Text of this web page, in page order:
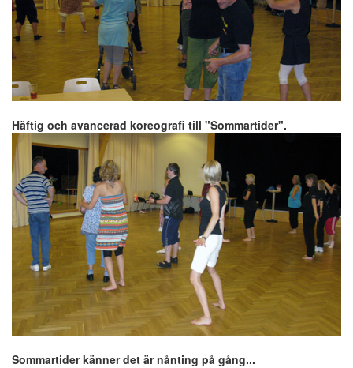
Häftig och avancerad koreografi till "Sommartider".
Sommartider känner det är nånting på gång...